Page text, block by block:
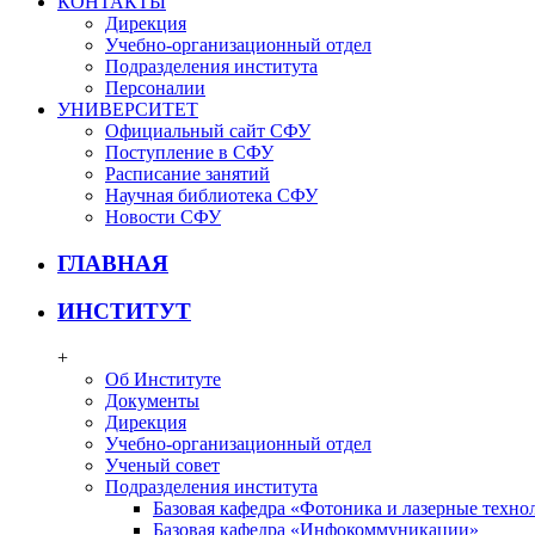
Дирекция
Учебно-организационный отдел
Подразделения института
Персоналии
УНИВЕРСИТЕТ
Официальный сайт СФУ
Поступление в СФУ
Расписание занятий
Научная библиотека СФУ
Новости СФУ
ГЛАВНАЯ
ИНСТИТУТ
+
Об Институте
Документы
Дирекция
Учебно-организационный отдел
Ученый совет
Подразделения института
Базовая кафедра «Фотоника и лазерные
Базовая кафедра «Инфокоммуникации»